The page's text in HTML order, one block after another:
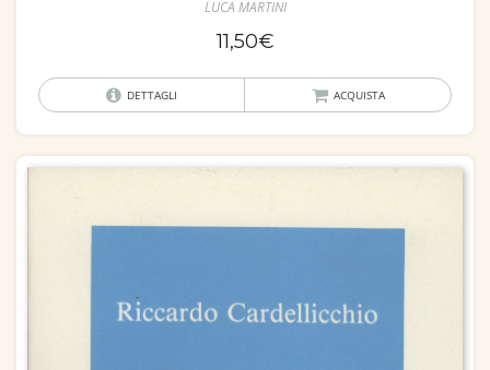
LUCA MARTINI
11,50€
DETTAGLI ACQUISTA